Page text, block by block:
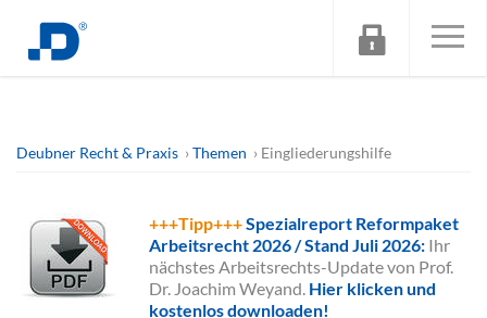
Deubner Recht & Praxis Themen Eingliederungshilfe
+++Tipp+++Spezialreport Reformpaket
Arbeitsrecht 2026 / Stand Juli 2026: Ihr
nächstes Arbeitsrechts-Update von Prof.
Dr. Joachim Weyand. Hier klicken und
kostenlos downloaden!